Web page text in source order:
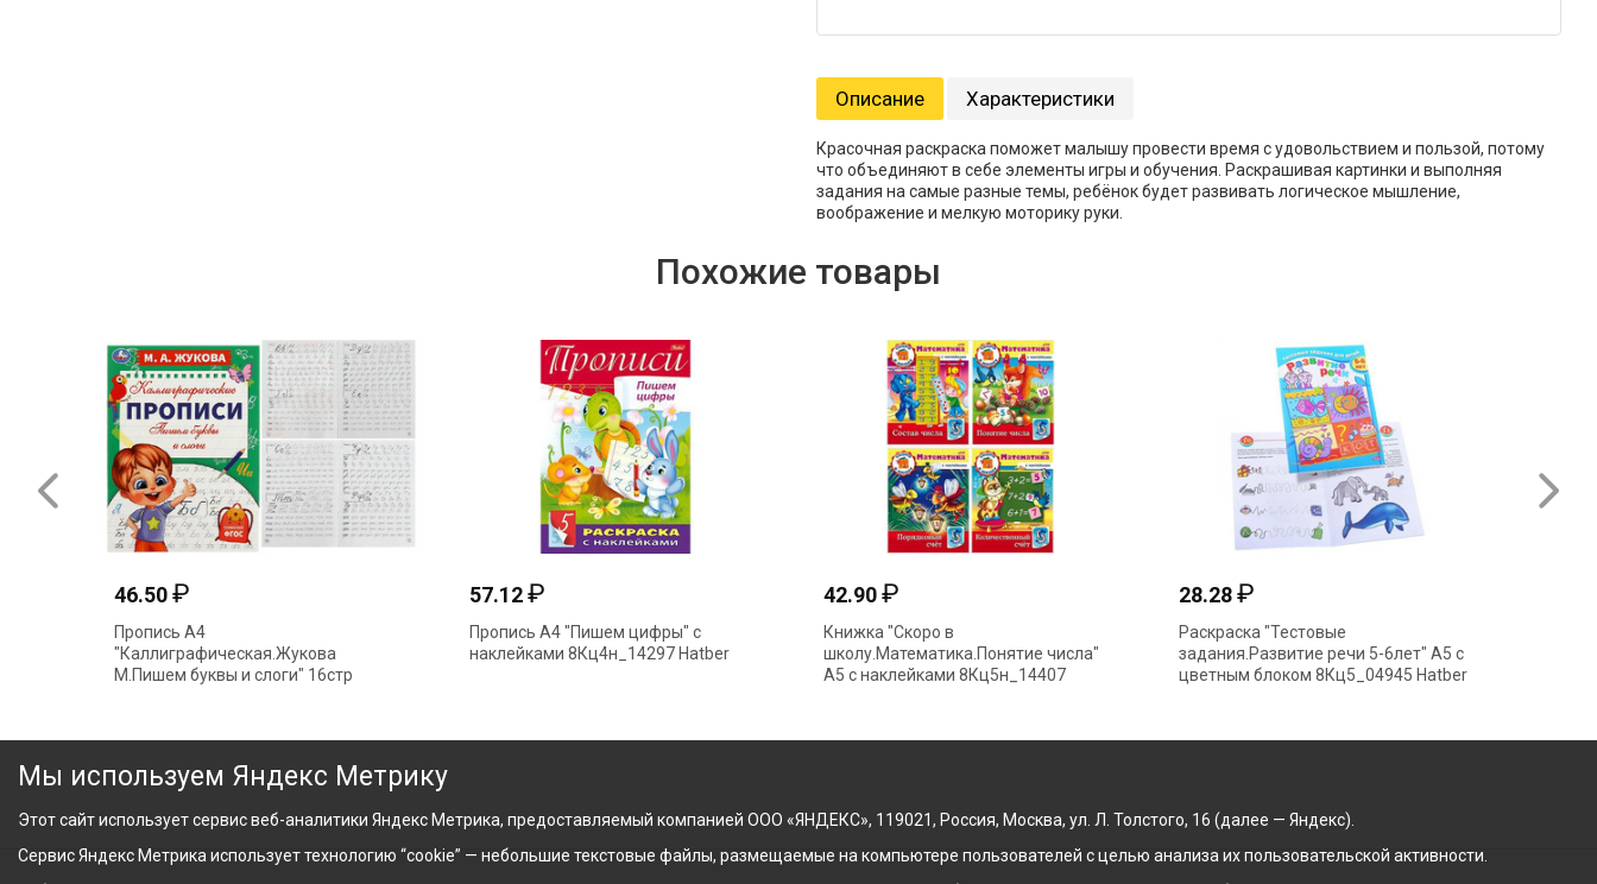
Описание Характеристики
Красочная раскраска поможет малышу провести время с удовольствием и пользой, потому
что объединяют в себе элементы игры и обучения. Раскрашивая картинки и выполняя
задания на самые разные темы, ребёнок будет развивать логическое мышление,
воображение и мелкую моторику руки.
Похожие товары
46.50₽
Пропись А4
"Каллиграфическая.Жукова
М.Пишем буквы и слоги" 16стр
57.12₽
Пропись А4 "Пишем цифры" с
наклейками 8Кц4н_14297 Hatber
42.90₽
Книжка "Скоро в
школу.Математика.Понятие числа"
А5 с наклейками 8Кц5н_14407
28.28₽
Раскраска "Тестовые
задания.Развитие речи 5-6лет" А5 с
цветным блоком 8Кц5_04945 Hatber
Мы используем Яндекс Метрику
Этот сайт использует сервис веб-аналитики Яндекс Метрика, предоставляемый компанией ООО «ЯНДЕКС», 119021, Россия, Москва, ул. Л. Толстого, 16 (далее — Яндекс).
Сервис Яндекс Метрика использует технологию “cookie” — небольшие текстовые файлы, размещаемые на компьютере пользователей с целью анализа их пользовательской активности.